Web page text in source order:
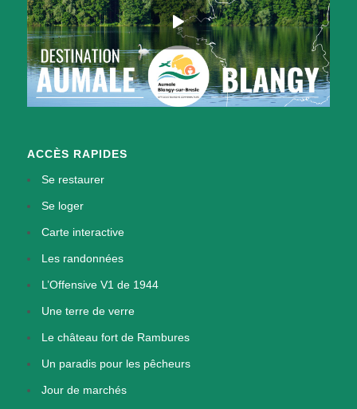
ACCÈS RAPIDES
Se restaurer
Se loger
Carte interactive
Les randonnées
L’Offensive V1 de 1944
Une terre de verre
Le château fort de Rambures
Un paradis pour les pêcheurs
Jour de marchés